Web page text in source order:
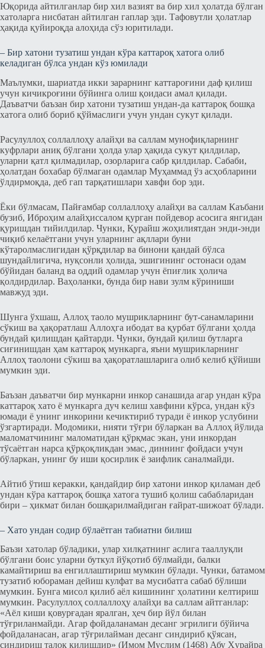
Юқорида айтилганлар бир хил вазият ва бир хил ҳолатда бўлган
хатоларга нисбатан айтилган гаплар эди. Тафовутли ҳолатлар
ҳақида қуйироқда алоҳида сўз юритилади.
– Бир хатони тузатиш ундан кўра каттароқ хатога олиб
келадиган бўлса ундан кўз юмилади
Маълумки, шариатда икки зарарнинг каттароғини даф қилиш
учун кичикроғини бўйинга олиш қоидаси амал қилади.
Даъватчи баъзан бир хатони тузатиш ундан-да каттароқ бошқа
хатога олиб бориб қўймаслиги учун ундан сукут қилади.
Расулуллоҳ соллаллоҳу алайҳи ва саллам мунофиқларнинг
куфрлари аниқ бўлгани ҳолда улар ҳақида сукут қилдилар,
уларни қатл қилмадилар, озорларига сабр қилдилар. Сабаби,
ҳолатдан бохабар бўлмаган одамлар Муҳаммад ўз асҳобларини
ўлдирмоқда, деб гап тарқатишлари хавфи бор эди.
Ёки бўлмасам, Пайғамбар соллаллоҳу алайҳи ва саллам Каъбани
бузиб, Иброҳим алайҳиссалом қурган пойдевор асосига янгидан
қуришдан тийилдилар. Чунки, Қурайш жоҳилиятдан энди-энди
чиқиб келаётгани учун уларнинг ақллари буни
кўтаролмаслигидан қўрқдилар ва бинони қандай бўлса
шундайлигича, нуқсонли ҳолида, эшигининг остонаси одам
бўйидан баланд ва оддий одамлар учун ёпиғлик ҳолича
қолдирдилар. Ваҳоланки, бунда бир нави зулм кўриниши
мавжуд эди.
Шунга ўхшаш, Аллоҳ таоло мушрикларнинг бут-санамларини
сўкиш ва ҳақоратлаш Аллоҳга ибодат ва қурбат бўлгани ҳолда
бундай қилишдан қайтарди. Чунки, бундай қилиш бутларга
сиғинишдан ҳам каттароқ мункарга, яъни мушрикларнинг
Аллоҳ таолони сўкиш ва ҳақоратлашларига олиб келиб қўйиши
мумкин эди.
Баъзан даъватчи бир мункарни инкор санашида агар ундан кўра
каттароқ хато ё мункарга дуч келиш хавфини кўрса, ундан кўз
юмади ё унинг инкорини кечиктириб туради ё инкор услубини
ўзгартиради. Модомики, нияти тўғри бўларкан ва Аллоҳ йўлида
маломатчининг маломатидан қўрқмас экан, уни инкордан
тўсаётган нарса қўрқоқликдан эмас, диннинг фойдаси учун
бўларкан, унинг бу иши қосирлик ё заифлик саналмайди.
Айтиб ўтиш керакки, қандайдир бир хатони инкор қиламан деб
ундан кўра каттароқ бошқа хатога тушиб қолиш сабабларидан
бири – ҳикмат билан бошқарилмайдиган ғайрат-шижоат бўлади.
– Хато ундан содир бўлаётган табиатни билиш
Баъзи хатолар бўладики, улар хилқатнинг аслига тааллуқли
бўлгани боис уларни буткул йўқотиб бўлмайди, балки
камайтириш ва енгиллаштириш мумкин бўлади. Чунки, батамом
тузатиб юбораман дейиш кулфат ва мусибатга сабаб бўлиши
мумкин. Бунга мисол қилиб аёл кишининг ҳолатини келтириш
мумкин. Расулуллоҳ соллаллоҳу алайҳи ва саллам айтганлар:
«Аёл киши қовурғадан яралган, ҳеч бир йўл билан
тўғриланмайди. Агар фойдаланаман десанг эгрилиги бўйича
фойдаланасан, агар тўғрилайман десанг синдириб қўясан,
синдириш талоқ қилишдир» (Имом Муслим (1468) Абу Ҳурайра